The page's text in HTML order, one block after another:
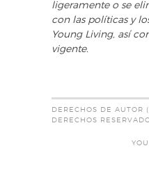
ligeramente o se
con las políticas y
Young Living, así
vigente.
DERECHOS DE AUTOR
DERECHOS